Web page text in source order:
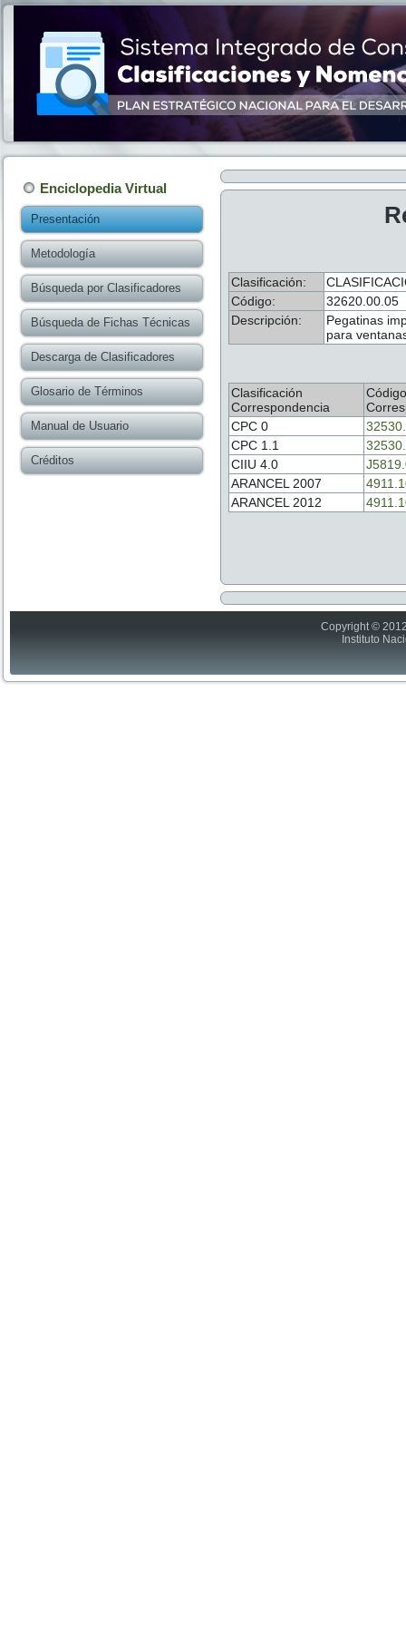
Enciclopedia Virtual
Presentación
Metodología
Búsqueda por Clasificadores
Búsqueda de Fichas Técnicas
Descarga de Clasificadores
Glosario de Términos
Manual de Usuario
Créditos
Clasificación:
Código:
32620.00.05
Descripción:
Pegatinas
para
Clasificación
Correspondencia
Código
CPC 0
CPC 1.1
CIIU 4.0
ARANCEL 2007
ARANCEL 2012
Copyright ©
Instituto